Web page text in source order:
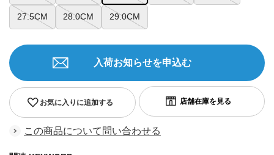
27.5CM 28.0CM 29.0CM
お気に入りに追加する
入荷お知らせを申込む
この商品について問い合わせる